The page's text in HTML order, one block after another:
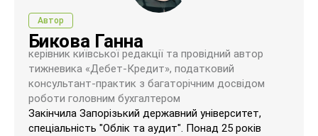
Автор
Бикова Ганна
керівник київської редакції та провідний автор
тижневика «Дебет-Кредит», податковий
консультант-практик з багаторічним досвідом
роботи головним бухгалтером
Закінчила Запорізький державний університет,
спеціальність "Облік та аудит". Понад 25 років